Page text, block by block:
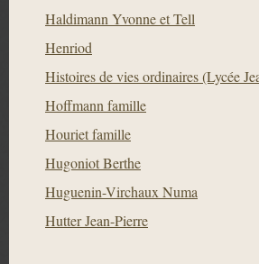
Haldimann Yvonne et Tell
Henriod
Histoires de vies ordinaires (Lycée
Hoffmann famille
Houriet famille
Hugoniot Berthe
Huguenin-Virchaux Numa
Hutter Jean-Pierre